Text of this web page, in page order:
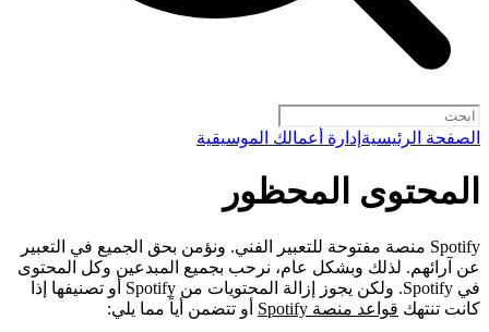
الصفحة الرئيسية إدارة أعمالك الموسيقية
المحتوى المحظور
Spotify منصة مفتوحة للتعبير الفني. ونؤمن بحق الجميع في التعبير
عن آرائهم. لذلك وبشكل عام، نرحب بجميع المبدعين وكل المحتوى
في Spotify. ولكن يجوز إزالة المحتويات من Spotify أو تصنيفها إذا
كانت تنتهك قواعد منصة Spotify أو تتضمن أياً مما يلي: